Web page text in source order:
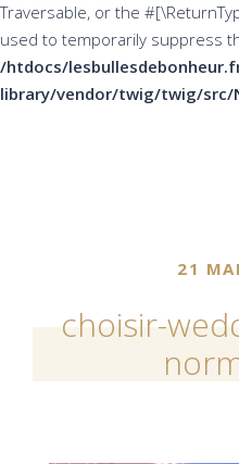
Traversable, or the
used to temporarily suppress
/htdocs/
library/vendor/twig/twig/src/
21
choisir-